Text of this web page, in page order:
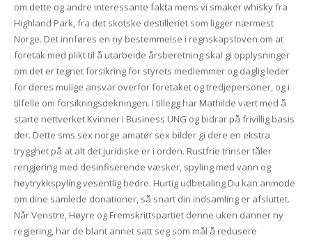
om dette og andre interessante fakta mens vi smaker whisky fra
Highland Park, fra det skotske destilleriet som ligger nærmest
Norge. Det innføres en ny bestemmelse i regnskapsloven om at
foretak med plikt til å utarbeide årsberetning skal gi opplysninger
om det er tegnet forsikring for styrets medlemmer og daglig leder
for deres mulige ansvar overfor foretaket og tredjepersoner, og i
tilfelle om forsikringsdekningen. I tillegg har Mathilde vært med å
starte nettverket Kvinner i Business UNG og bidrar på frivillig basis
der. Dette sms sex norge amatør sex bilder gi dere en ekstra
trygghet på at alt det juridiske er i orden. Rustfrie trinser tåler
rengjøring med desinfiserende væsker, spyling med vann og
høytrykkspyling vesentlig bedre. Hurtig udbetaling Du kan anmode
om dine samlede donationer, så snart din indsamling er afsluttet.
Når Venstre, Høyre og Fremskrittspartiet denne uken danner ny
regjering, har de blant annet satt seg som mål å redusere